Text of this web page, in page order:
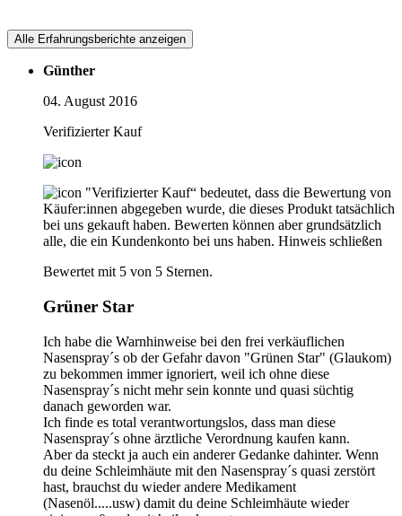
Alle Erfahrungsberichte anzeigen
Günther
04. August 2016
Verifizierter Kauf
"Verifizierter Kauf“ bedeutet, dass die Bewertung von
Käufer:innen abgegeben wurde, die dieses Produkt tatsächlich
bei uns gekauft haben. Bewerten können aber grundsätzlich
alle, die ein Kundenkonto bei uns haben. Hinweis schließen
Bewertet mit 5 von 5 Sternen.
Grüner Star
Ich habe die Warnhinweise bei den frei verkäuflichen
Nasenspray´s ob der Gefahr davon "Grünen Star" (Glaukom)
zu bekommen immer ignoriert, weil ich ohne diese
Nasenspray´s nicht mehr sein konnte und quasi süchtig
danach geworden war.
Ich finde es total verantwortungslos, dass man diese
Nasenspray´s ohne ärztliche Verordnung kaufen kann.
Aber da steckt ja auch ein anderer Gedanke dahinter. Wenn
du deine Schleimhäute mit den Nasenspray´s quasi zerstört
hast, brauchst du wieder andere Medikament
(Nasenöl.....usw) damit du deine Schleimhäute wieder